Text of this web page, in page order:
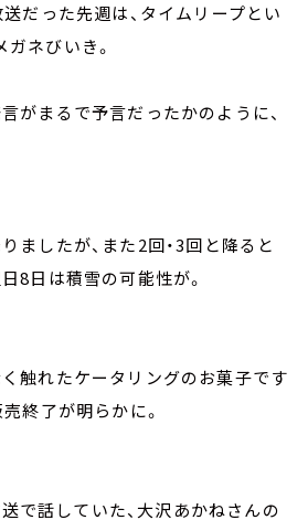
だった先週は、タイムリープとい
ネびいき。
がまるで予言だったかのように、
ましたが、また2回・3回と降ると
8日は積雪の可能性が。
触れたケータリングのお菓子です
終了が明らかに。
で話していた、大沢あかねさんの